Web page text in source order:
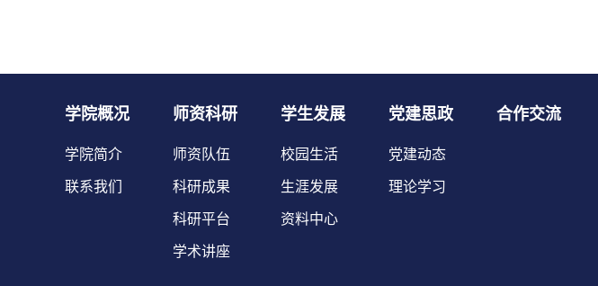
学院概况
学院简介
联系我们
师资科研
师资队伍
科研成果
科研平台
学术讲座
学生发展
校园生活
生涯发展
资料中心
党建思政
党建动态
理论学习
合作交流